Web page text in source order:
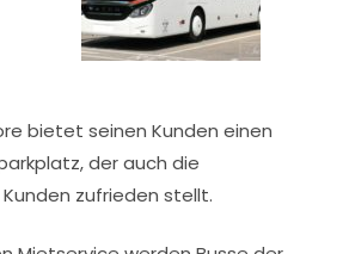
bietet seinen Kunden einen
der auch die
zufrieden stellt.